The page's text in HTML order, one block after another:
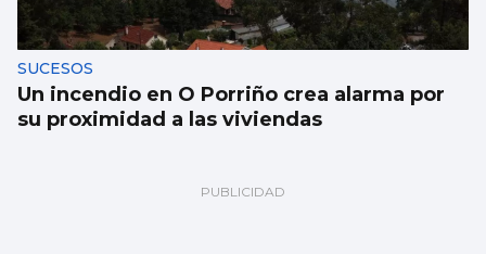
SUCESOS
Un incendio en O Porriño crea alarma por
su proximidad a las viviendas